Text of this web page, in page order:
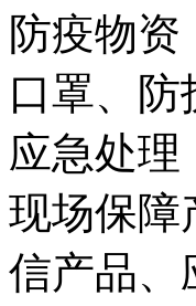
防疫物资
口罩、
应急处理
现场保障
信产品、